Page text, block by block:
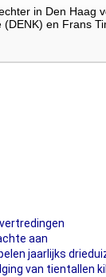
in Den Haag
en Frans
aan
jaarlijks
van tientallen